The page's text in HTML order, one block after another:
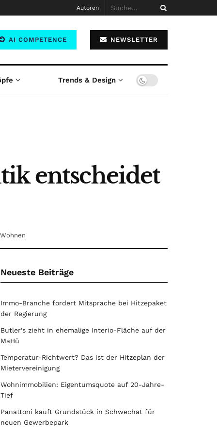
Autoren
AI COMPETENCE NEWSLETTER
Trends & Design
entscheidet
Wohnen
Neueste Beiträge
Immo-Branche fordert Mitsprache bei Hitzepaket
der Regierung
Butler’s zieht in ehemalige Interio-Fläche auf der
MaHü
Temperatur-Richtwert? Das ist der Hitzeplan der
Mietervereinigung
Wohnimmobilien: Eigentumsquote auf 20-Jahre-
Tief
Panattoni kauft Grundstück in Schwechat für
neuen Gewerbepark